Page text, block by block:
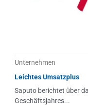
Unternehmen
Leichtes Umsatzplus
Saputo berichtet über
Geschäftsjahres...